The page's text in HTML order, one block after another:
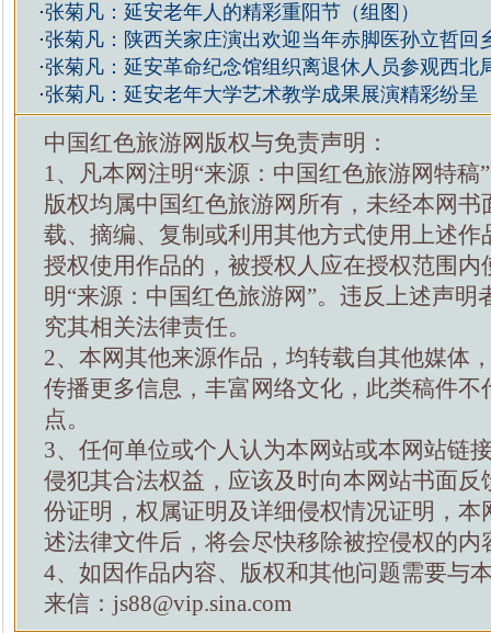
·张菊凡：延安老年人的精彩重阳节（组图）
·张菊凡：陕西关家庄演出欢迎当年赤脚医孙立哲回
·张菊凡：延安革命纪念馆组织离退休人员参观西北
·张菊凡：延安老年大学艺术教学成果展演精彩纷呈
中国红色旅游网版权与免责声明：
1、凡本网注明“来源：中国红色旅游网特稿
版权均属中国红色旅游网所有，未经本网书
载、摘编、复制或利用其他方式使用上述作
授权使用作品的，被授权人应在授权范围内
明“来源：中国红色旅游网”。违反上述声明
究其相关法律责任。
2、本网其他来源作品，均转载自其他媒体
传播更多信息，丰富网络文化，此类稿件不
点。
3、任何单位或个人认为本网站或本网站链
侵犯其合法权益，应该及时向本网站书面反
份证明，权属证明及详细侵权情况证明，本
述法律文件后，将会尽快移除被控侵权的内
4、如因作品内容、版权和其他问题需要与
来信：js88@vip.sina.com